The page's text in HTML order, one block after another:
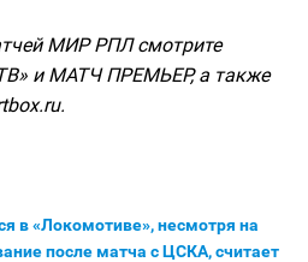
МИР РПЛ смотрите
и МАТЧ ПРЕМЬЕР, а также
в «Локомотиве», несмотря на
после матча с ЦСКА, считает